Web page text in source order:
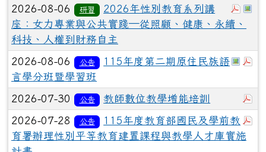
於
2026-08-06 研習
2026年性別教育系列講
座：女力專業與公共實踐─從照顧、健康、永續、
科技、人權到財務自主
於
2026-08-06 公告
115年度第二期原住民族語
言學分班暨學習班
2026-07-30 公告 教師數位教學增能培訓
2026-07-28 公告
115年度教育部國民及學前教
育署辦理性別平等教育建置課程與教學人才庫實施